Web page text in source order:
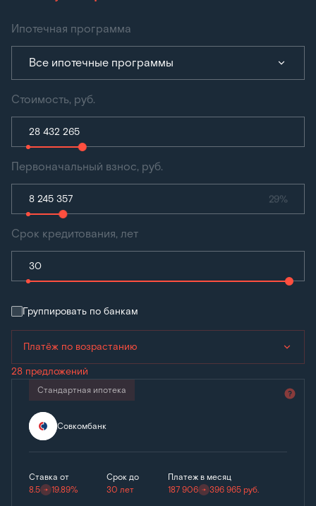
Ипотечная программа
Все ипотечные программы
Стоимость, руб.
Первоначальный взнос, руб.
29%
Срок кредитования, лет
Группировать по банкам
Платёж по возрастанию
28 предложений
Стандартная ипотека
Совкомбанк
Ставка от
8.5
19.89%
Срок до
30 лет
Платеж в месяц
187 906
396 965 руб.